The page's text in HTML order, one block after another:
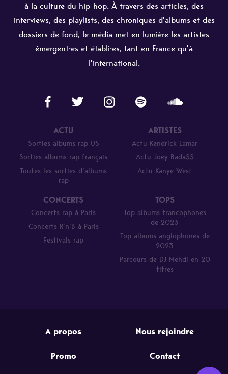
à la culture du hip-hop. À travers des articles, des
interviews, des playlists, des chroniques d'albums et des
dossiers de fond, le média met en lumière les artistes
émergent·es et établi·es, tant en France qu'à
l'international.
ACTU
Sorties albums rap US
Sorties albums rap français
Toutes les sorties d’albums
rap
ARTISTES
Actu Kendrick Lamar
Actu Joey Bada$$
Actu Kanye West
CONCERTS
Concerts rap à Paris
Concerts R’n’B à Paris
Festivals rap
TOPS
Top albums francophones
de 2023
Top albums anglophones de
2023
Parcours de DJ Mehdi en 20
titres
A propos Nous rejoindre
Promo Contact